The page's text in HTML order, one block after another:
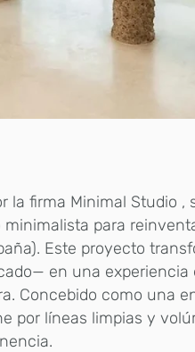
la firma Minimal Studio ,
para
Este proyecto
en una
Concebido como una
por líneas limpias y